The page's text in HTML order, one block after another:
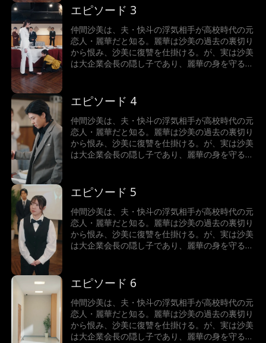
受け入れる。次第に、復讐の中で2人の恋心が再
燃し、沙美は麗華の唇を奪ってしまう！憎しみが
揺らぐ中、2人の想いが再び表面化していく
──……甘くて切ない、青春と愛が絡み合う禁断な
恋物語、衝撃なGLショートドラマをぜひお楽し
みください。
エピソード 3
仲間沙美は、夫・快斗の浮気相手が高校時代の元
恋人・麗華だと知る。麗華は沙美の過去の裏切り
から恨み、沙美に復讐を仕掛ける。が、実は沙美
は大企業会長の隠し子であり、麗華の身を守るた
受け入れる。次第に、復讐の中で2人の恋心が再
燃し、沙美は麗華の唇を奪ってしまう！憎しみが
揺らぐ中、2人の想いが再び表面化していく
──……甘くて切ない、青春と愛が絡み合う禁断な
恋物語、衝撃なGLショートドラマをぜひお楽し
みください。
エピソード 4
仲間沙美は、夫・快斗の浮気相手が高校時代の元
恋人・麗華だと知る。麗華は沙美の過去の裏切り
から恨み、沙美に復讐を仕掛ける。が、実は沙美
は大企業会長の隠し子であり、麗華の身を守るた
受け入れる。次第に、復讐の中で2人の恋心が再
燃し、沙美は麗華の唇を奪ってしまう！憎しみが
揺らぐ中、2人の想いが再び表面化していく
──……甘くて切ない、青春と愛が絡み合う禁断な
恋物語、衝撃なGLショートドラマをぜひお楽し
みください。
エピソード 5
仲間沙美は、夫・快斗の浮気相手が高校時代の元
恋人・麗華だと知る。麗華は沙美の過去の裏切り
から恨み、沙美に復讐を仕掛ける。が、実は沙美
は大企業会長の隠し子であり、麗華の身を守るた
受け入れる。次第に、復讐の中で2人の恋心が再
燃し、沙美は麗華の唇を奪ってしまう！憎しみが
揺らぐ中、2人の想いが再び表面化していく
──……甘くて切ない、青春と愛が絡み合う禁断な
恋物語、衝撃なGLショートドラマをぜひお楽し
みください。
エピソード 6
仲間沙美は、夫・快斗の浮気相手が高校時代の元
恋人・麗華だと知る。麗華は沙美の過去の裏切り
から恨み、沙美に復讐を仕掛ける。が、実は沙美
は大企業会長の隠し子であり、麗華の身を守るた